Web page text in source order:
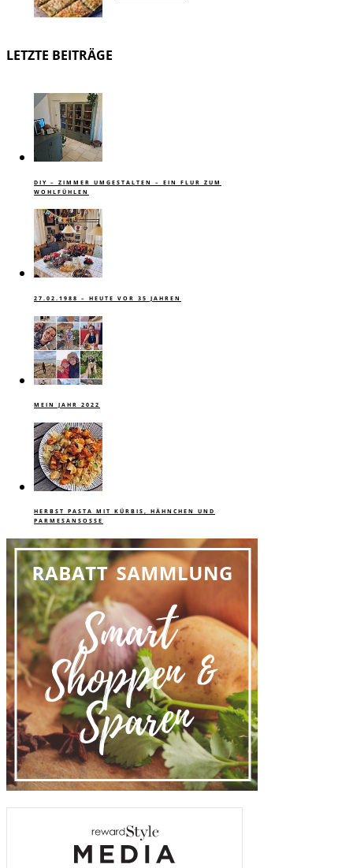
LETZTE BEITRÄGE
DIY – ZIMMER UMGESTALTEN – EIN FLUR ZUM
WOHLFÜHLEN
27.02.1988 – HEUTE VOR 35 JAHREN
MEIN JAHR 2022
HERBST PASTA MIT KÜRBIS, HÄHNCHEN UND
PARMESANSOSSE